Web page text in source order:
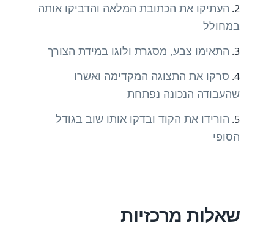
העתיקו את הכתובת המלאה והדביקו אותה
במחולל
התאימו צבע, מסגרת ולוגו במידת הצורך
סרקו את התצוגה המקדימה ואשרו
שהעבודה הנכונה נפתחת
הורידו את הקוד ובדקו אותו שוב בגודל
הסופי
שאלות מרכזיות